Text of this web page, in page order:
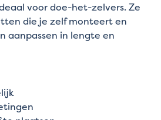
voor doe-het-zelvers. Ze
die je zelf monteert en
aanpassen in lengte en